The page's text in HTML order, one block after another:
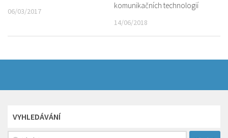
06/03/2017
komunikačních technologií
14/06/2018
VYHLEDÁVÁNÍ